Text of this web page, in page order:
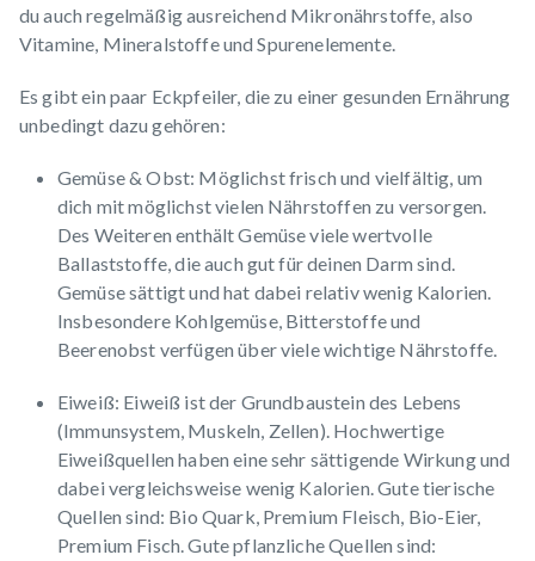
du auch regelmäßig ausreichend Mikronährstoffe, also
Vitamine, Mineralstoffe und Spurenelemente.
Es gibt ein paar Eckpfeiler, die zu einer gesunden Ernährung
unbedingt dazu gehören:
Gemüse & Obst: Möglichst frisch und vielfältig, um
dich mit möglichst vielen Nährstoffen zu versorgen.
Des Weiteren enthält Gemüse viele wertvolle
Ballaststoffe, die auch gut für deinen Darm sind.
Gemüse sättigt und hat dabei relativ wenig Kalorien.
Insbesondere Kohlgemüse, Bitterstoffe und
Beerenobst verfügen über viele wichtige Nährstoffe.
Eiweiß: Eiweiß ist der Grundbaustein des Lebens
(Immunsystem, Muskeln, Zellen). Hochwertige
Eiweißquellen haben eine sehr sättigende Wirkung und
dabei vergleichsweise wenig Kalorien. Gute tierische
Quellen sind: Bio Quark, Premium Fleisch, Bio-Eier,
Premium Fisch. Gute pflanzliche Quellen sind: